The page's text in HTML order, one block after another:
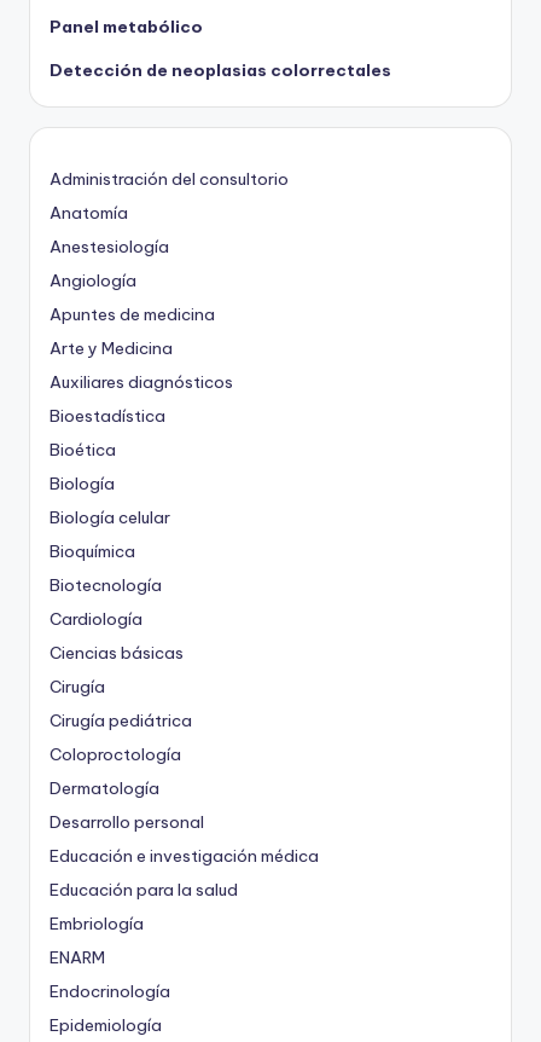
Panel metabólico
Detección de neoplasias colorrectales
Administración del consultorio
Anatomía
Anestesiología
Angiología
Apuntes de medicina
Arte y Medicina
Auxiliares diagnósticos
Bioestadística
Bioética
Biología
Biología celular
Bioquímica
Biotecnología
Cardiología
Ciencias básicas
Cirugía
Cirugía pediátrica
Coloproctología
Dermatología
Desarrollo personal
Educación e investigación médica
Educación para la salud
Embriología
ENARM
Endocrinología
Epidemiología